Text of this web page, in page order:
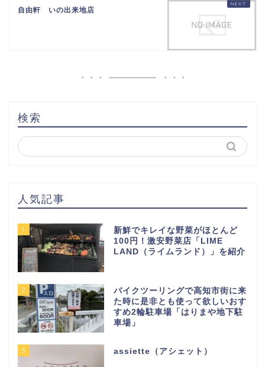
自由軒 いの出来地店
検索
人気記事
1
新鮮でキレイな野菜がほとんど
100円！激安野菜店「LIME
LAND（ライムランド）」を紹介
2
バイクツーリングで高知市街に来
た時に是非とも使って欲しいおす
すめ2輪駐車場「はりまや地下駐
車場」
3 assiette（アシェット）